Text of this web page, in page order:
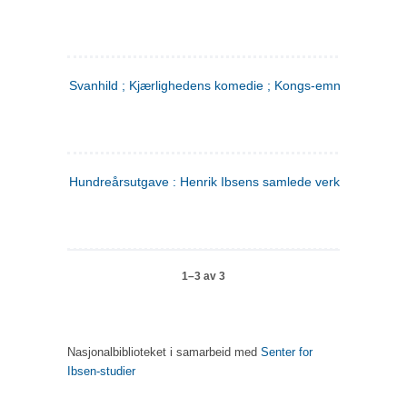
Svanhild ; Kjærlighedens komedie ; Kongs-emnerne
Hundreårsutgave : Henrik Ibsens samlede verker. 4
1–3 av 3
Nasjonalbiblioteket i samarbeid med Senter for
Ibsen-studier